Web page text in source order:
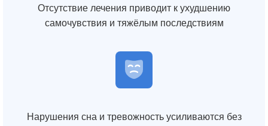
Отсутствие лечения приводит к ухудшению
самочувствия и тяжёлым последствиям
Нарушения сна и тревожность усиливаются без